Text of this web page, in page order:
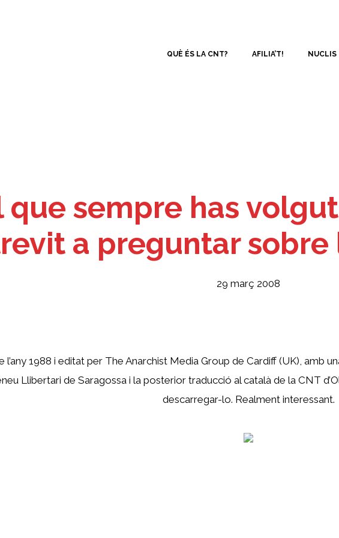
QUÈ ÉS LA CNT? AFILIA’T! NUCLIS
que sempre has
a preguntar sobre
29 març 2008
l’any 1988 i editat per The Anarchist Media Group de Cardiff (UK), amb
Llibertari de Saragossa i la posterior traducció al català de la CNT
descarregar-lo. Realment interessant.